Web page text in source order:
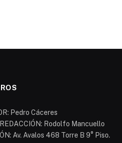
Pedro Cáceres
Rodolfo Mancuello
Av. Avalos 468 Torre B 9° Piso.